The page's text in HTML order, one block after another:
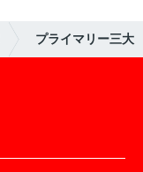
プライマリー三大